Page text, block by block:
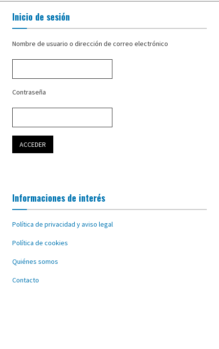
Inicio de sesión
Nombre de usuario o dirección de correo electrónico
Contraseña
Informaciones de interés
Política de privacidad y aviso legal
Política de cookies
Quiénes somos
Contacto